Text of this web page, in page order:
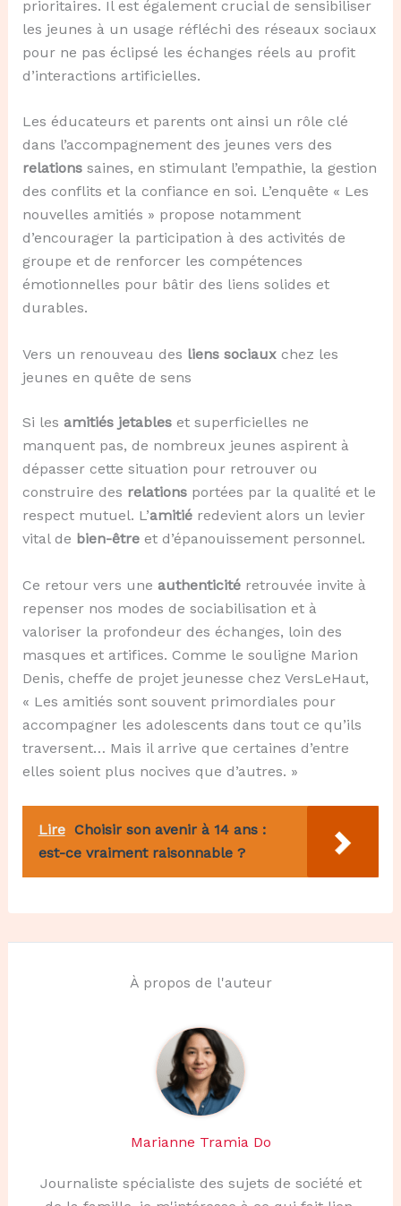
prioritaires. Il est également crucial de sensibiliser
les jeunes à un usage réfléchi des réseaux sociaux
pour ne pas éclipsé les échanges réels au profit
d’interactions artificielles.
Les éducateurs et parents ont ainsi un rôle clé
dans l’accompagnement des jeunes vers des
relationssaines, en stimulant l’empathie, la gestion
des conflits et la confiance en soi. L’enquête « Les
nouvelles amitiés » propose notamment
d’encourager la participation à des activités de
groupe et de renforcer les compétences
émotionnelles pour bâtir des liens solides et
durables.
Vers un renouveau des liens sociauxchez les
jeunes en quête de sens
Si les amitiés jetableset superficielles ne
manquent pas, de nombreux jeunes aspirent à
dépasser cette situation pour retrouver ou
construire des relationsportées par la qualité et le
respect mutuel. L’amitiéredevient alors un levier
vital de bien-êtreet d’épanouissement personnel.
Ce retour vers une authenticitéretrouvée invite à
repenser nos modes de sociabilisation et à
valoriser la profondeur des échanges, loin des
masques et artifices. Comme le souligne Marion
Denis, cheffe de projet jeunesse chez VersLeHaut,
« Les amitiés sont souvent primordiales pour
accompagner les adolescents dans tout ce qu’ils
traversent… Mais il arrive que certaines d’entre
elles soient plus nocives que d’autres. »
Lire Choisir son avenir à 14 ans :
est-ce vraiment raisonnable ?
À propos de l'auteur
Marianne Tramia Do
Journaliste spécialiste des sujets de société et